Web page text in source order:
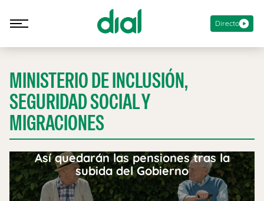
Directo
MINISTERIO DE INCLUSIÓN,
SEGURIDAD SOCIAL Y
MIGRACIONES
Así quedarán las pensiones tras la
subida del Gobierno